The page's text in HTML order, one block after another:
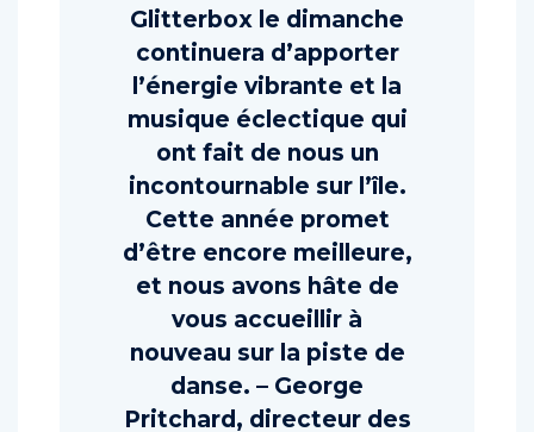
Glitterbox le dimanche
continuera d’apporter
l’énergie vibrante et la
musique éclectique qui
ont fait de nous un
incontournable sur l’île.
Cette année promet
d’être encore meilleure,
et nous avons hâte de
vous accueillir à
nouveau sur la piste de
danse. – George
Pritchard, directeur des